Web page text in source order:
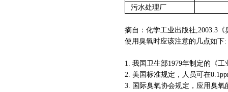
污水处理厂
摘自：化学工业出版社 ,2003.3
使用臭氧时应该注意的几点如下:
1. 我国卫生部1979年制定的《工
2. 美国标准规定，人员可在
3. 国际臭氧协会规定，应用臭氧